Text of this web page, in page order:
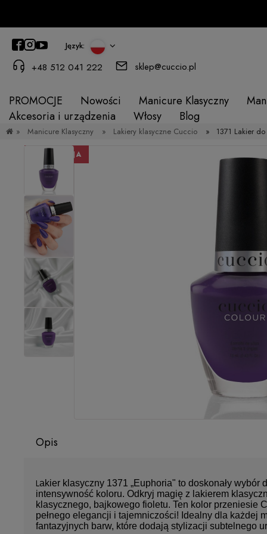
Język:
+48 512 041 222 sklep@cuccio.pl
PROMOCJE Nowości Manicure Klasyczny
Akcesoria i urządzenia
Włosy Blog
» Manicure Klasyczny » Lakiery klasyczne Cuccio » 1371 Lakier
PROMOCJA
Opis
Lakier klasyczny 1371 „Euphoria" to doskonały wybór
intensywność koloru. Odkryj magię z lakierem
klasycznego, bajkowego fioletu. Ten kolor przeniesie
pełnego elegancji i tajemniczości! Idealny dla każdej
fantazyjnych barw, które dodają stylizacji subtelnego